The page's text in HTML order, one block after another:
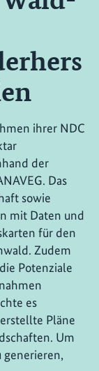
ihrer NDC
der
Das
sowie
mit Daten und
für den
Zudem
Potenziale
es
Pläne
Um